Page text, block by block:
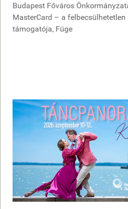
Budapest Főváros
MasterCard – a
támogatója, Füge